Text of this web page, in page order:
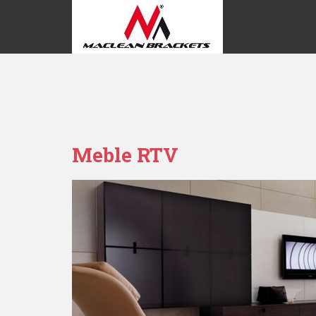
Warning: is_readable(): open_basedir restriction in effect. File(/
not within the allowed path(s): (/home/virtuals/94.23.94.244/tmp:/
/home/virtuals/94.23.94.244/userspace/blog.uchwytylcd.com.pl/
Meble RTV